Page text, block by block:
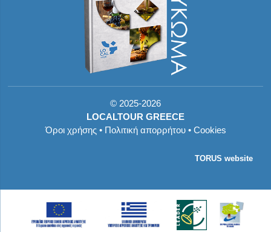
© 2025-2026
LOCALTOUR GREECE
Όροι χρήσης• Πολιτική απορρήτου• Cookies
TORUS website